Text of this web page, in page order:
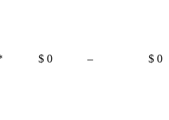
$ 0 –Not
$ 0